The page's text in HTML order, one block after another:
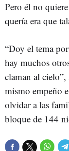
Pero él no
quería era que
“Doy el tema
hay muchos
claman al
mismo empeño
olvidar a las
bloque de 144